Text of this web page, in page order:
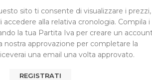
sito ti consente di visualizzare i prezzi,
alla relativa cronologia. Compila i
la tua Partita Iva per creare un
nostra approvazione per completare la
una email una volta approvato.
REGISTRATI